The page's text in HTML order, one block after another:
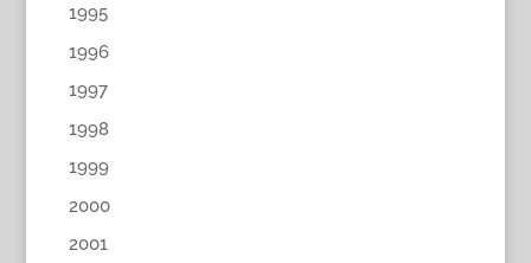
1995
1996
1997
1998
1999
2000
2001